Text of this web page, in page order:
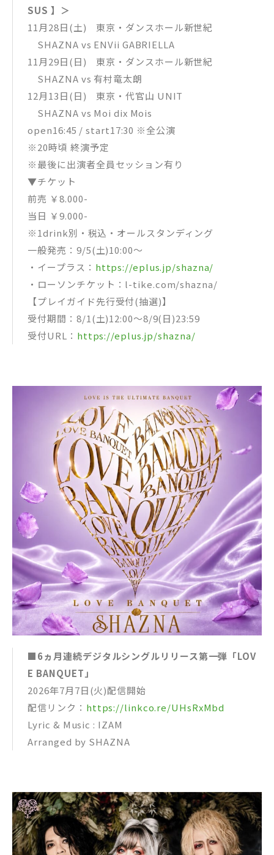
SUS 】＞
11月28日(土) 東京・ダンスホール新世紀
SHAZNA vs ENVii GABRIELLA
11月29日(日) 東京・ダンスホール新世紀
SHAZNA vs 有村竜太朗
12月13日(日) 東京・代官山 UNIT
SHAZNA vs Moi dix Mois
open16:45 / start17:30 ※全公演
※20時頃 終演予定
※最後に出演者全員セッション有り
▼チケット
前売 ￥8.000-
当日 ￥9.000-
※1drink別・税込・オールスタンディング
一般発売：9/5(土)10:00～
・イープラス： https://eplus.jp/shazna/
・ローソンチケット：l-tike.com/shazna/
【プレイガイド先行受付(抽選)】
受付期間：8/1(土)12:00～8/9(日)23:59
受付URL： https://eplus.jp/shazna/
■6ヵ月連続デジタルシングルリリース第一弾「LOV
E BANQUET」
2026年7月7日(火)配信開始
配信リンク： https://linkco.re/UHsRxMbd
Lyric & Music : IZAM
Arranged by SHAZNA